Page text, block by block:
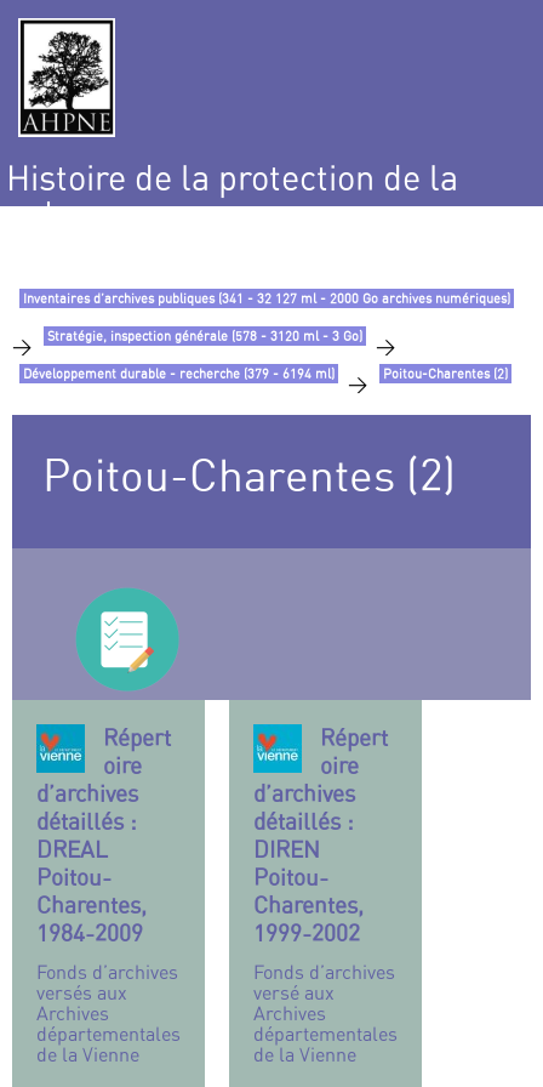
Histoire de la protection de la
nature
Inventaires d’archives publiques (341 - 32 127 ml - 2000 Go archives numériques)
> Stratégie, inspection générale (578 - 3120 ml - 3 Go) >
Développement durable - recherche (379 - 6194 ml) > Poitou-Charentes (2)
Poitou-Charentes (2)
Répert
oire
d’archives
détaillés :
DREAL
Poitou-
Charentes,
1984-2009
Fonds d’archives
versés aux
Archives
départementales
de la Vienne
Répert
oire
d’archives
détaillés :
DIREN
Poitou-
Charentes,
1999-2002
Fonds d’archives
versé aux
Archives
départementales
de la Vienne